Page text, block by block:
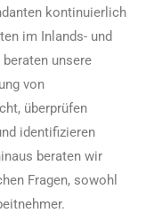
kontinuierlich
im Inlands- und
unsere
von
überprüfen
identifizieren
beraten wir
Fragen, sowohl